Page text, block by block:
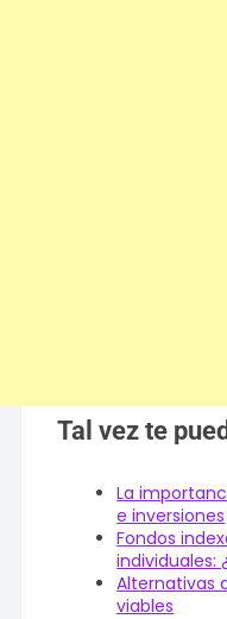
Tal vez te
La
e inversiones
Fondos
individuales:
Alternativas
viables